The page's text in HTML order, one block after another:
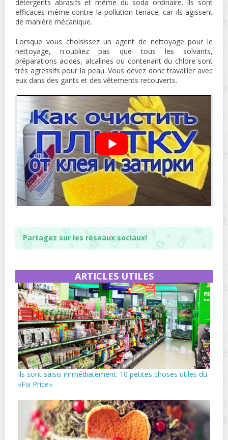
détergents abrasifs et même du soda ordinaire. Ils sont
efficaces même contre la pollution tenace, car ils agissent
de manière mécanique.
Lorsque vous choisissez un agent de nettoyage pour le
nettoyage, n'oubliez pas que tous les solvants,
préparations acides, alcalines ou contenant du chlore sont
très agressifs pour la peau. Vous devez donc travailler avec
eux dans des gants et des vêtements recouverts.
Partagez sur les réseaux sociaux!
ARTICLES UTILES
Ils sont saisis immédiatement: 10 petites choses utiles du
«Fix Price»